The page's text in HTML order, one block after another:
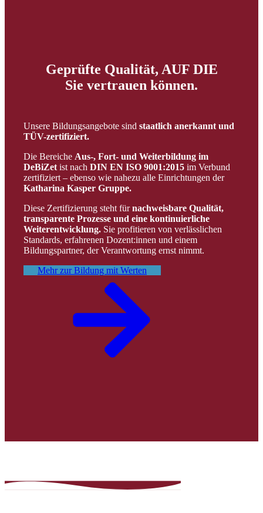
Geprüfte Qualität, AUF DIE
Sie vertrauen können.
Unsere Bildungsangebote sind staatlich anerkannt und
TÜV-zertifiziert.
Die Bereiche Aus-, Fort- und Weiterbildung im
DeBiZet ist nach DIN EN ISO 9001:2015 im Verbund
zertifiziert – ebenso wie nahezu alle Einrichtungen der
Katharina Kasper Gruppe.
Diese Zertifizierung steht fürnachweisbare Qualität,
transparente Prozesse und eine kontinuierliche
Weiterentwicklung. Sie profitieren von verlässlichen
Standards, erfahrenen Dozent:innen und einem
Bildungspartner, der Verantwortung ernst nimmt.
Mehr zur Bildung mit Werten